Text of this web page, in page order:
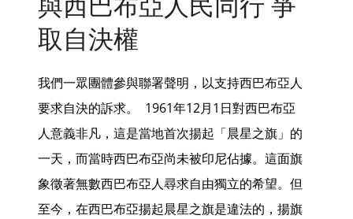
取自決權
我們一眾團體參與聯署聲明，以支持西巴布亞人
要求自決的訴求。 1961年12月1日對西巴布亞
人意義非凡，這是當地首次揚起「晨星之旗」的
一天，而當時西巴布亞尚未被印尼佔據。這面旗
象徵著無數西巴布亞人尋求自由獨立的希望。但
至今，在西巴布亞揚起晨星之旗是違法的，揚旗